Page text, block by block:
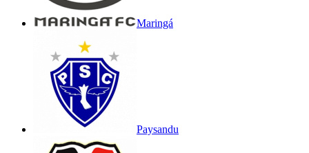
Maringá
Paysandu